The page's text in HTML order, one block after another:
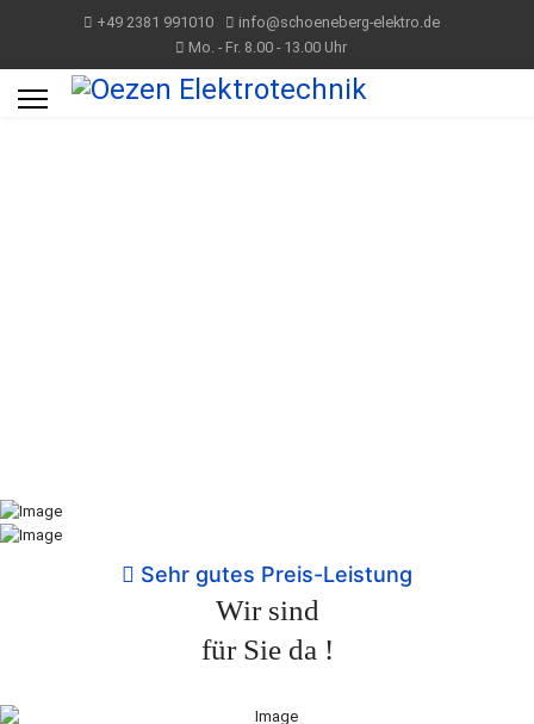
+49 2381 991010
info@schoeneberg-elektro.de
Mo. - Fr. 8.00 - 13.00 Uhr
Sehr gutes Preis-Leistung
Wir sind
für Sie da !